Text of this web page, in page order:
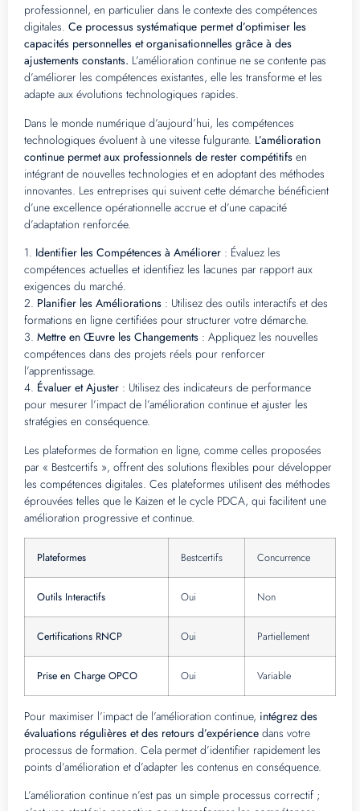
professionnel, en particulier dans le contexte des compétences
digitales. Ce processus systématique permet d’optimiser les
capacités personnelles et organisationnelles grâce à des
ajustements constants. L’amélioration continue ne se contente pas
d’améliorer les compétences existantes, elle les transforme et les
adapte aux évolutions technologiques rapides.
Dans le monde numérique d’aujourd’hui, les compétences
technologiques évoluent à une vitesse fulgurante. L’amélioration
continue permet aux professionnels de rester compétitifs en
intégrant de nouvelles technologies et en adoptant des méthodes
innovantes. Les entreprises qui suivent cette démarche bénéficient
d’une excellence opérationnelle accrue et d’une capacité
d’adaptation renforcée.
1. Identifier les Compétences à Améliorer : Évaluez les
compétences actuelles et identifiez les lacunes par rapport aux
exigences du marché.
2. Planifier les Améliorations : Utilisez des outils interactifs et des
formations en ligne certifiées pour structurer votre démarche.
3. Mettre en Œuvre les Changements : Appliquez les nouvelles
compétences dans des projets réels pour renforcer
l’apprentissage.
4. Évaluer et Ajuster : Utilisez des indicateurs de performance
pour mesurer l’impact de l’amélioration continue et ajuster les
stratégies en conséquence.
Les plateformes de formation en ligne, comme celles proposées
par « Bestcertifs », offrent des solutions flexibles pour développer
les compétences digitales. Ces plateformes utilisent des méthodes
éprouvées telles que le Kaizen et le cycle PDCA, qui facilitent une
amélioration progressive et continue.
Plateformes Bestcertifs Concurrence
Outils Interactifs Oui Non
Certifications RNCP Oui Partiellement
Prise en Charge OPCO Oui Variable
Pour maximiser l’impact de l’amélioration continue, intégrez des
évaluations régulières et des retours d’expérience dans votre
processus de formation. Cela permet d’identifier rapidement les
points d’amélioration et d’adapter les contenus en conséquence.
L’amélioration continue n’est pas un simple processus correctif ;